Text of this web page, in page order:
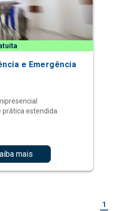
e Emergência
prática estendida
mais
1